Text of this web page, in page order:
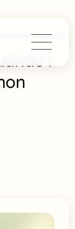
I Modelli Fingono Di
i